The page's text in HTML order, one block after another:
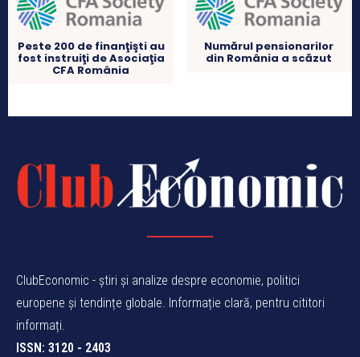
Peste 200 de finanţişti au
fost instruiţi de Asociaţia
CFA România
Numărul pensionarilor
din România a scăzut
ClubEconomic - știri și analize despre economie, politici
europene și tendințe globale. Informație clară, pentru cititori
informați.
ISSN: 3120 - 2403